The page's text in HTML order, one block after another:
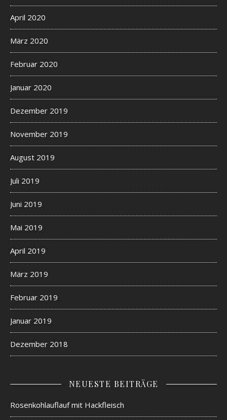
April 2020
März 2020
Februar 2020
Januar 2020
Dezember 2019
November 2019
August 2019
Juli 2019
Juni 2019
Mai 2019
April 2019
März 2019
Februar 2019
Januar 2019
Dezember 2018
NEUESTE BEITRÄGE
Rosenkohlauflauf mit Hackfleisch